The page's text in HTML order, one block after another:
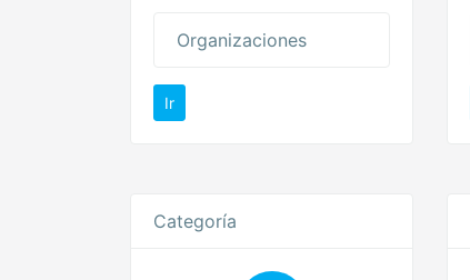
Organizaciones
Ir
Categoría